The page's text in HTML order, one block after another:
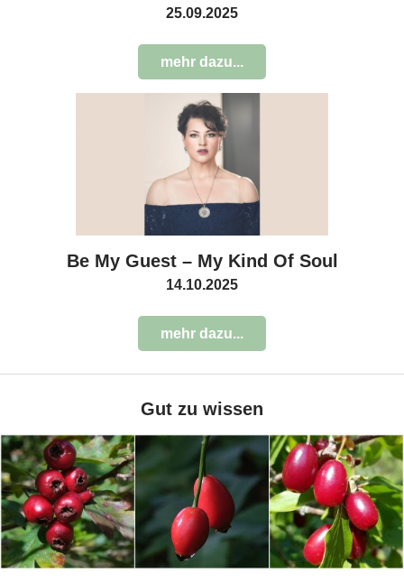
25.09.2025
mehr dazu...
Be My Guest – My Kind Of Soul
14.10.2025
mehr dazu...
Gut zu wissen